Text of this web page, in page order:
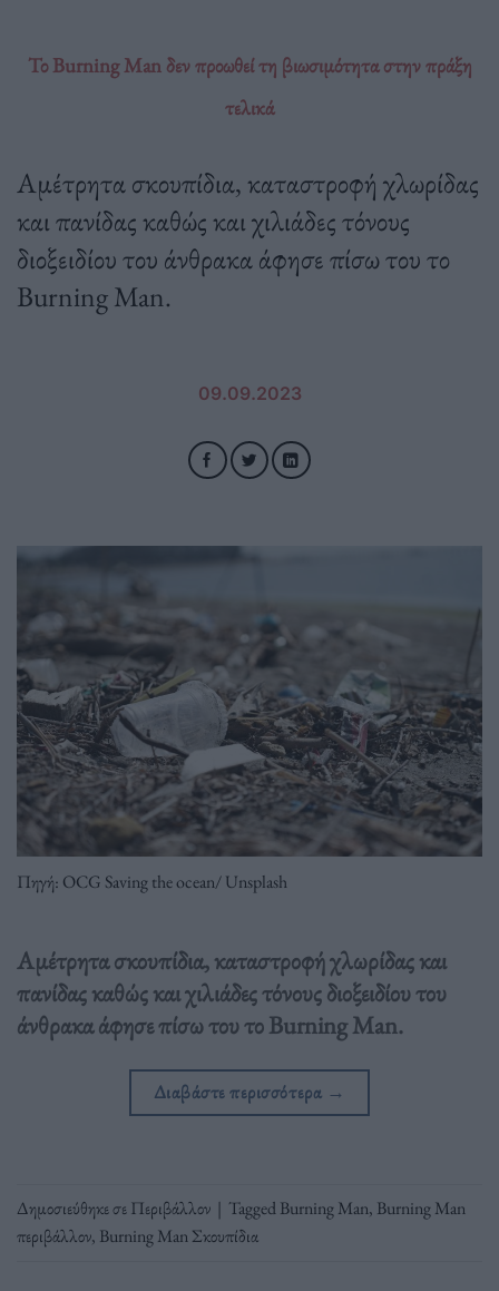
Το Burning Man δεν προωθεί τη βιωσιμότητα στην πράξη
τελικά
Αμέτρητα σκουπίδια, καταστροφή χλωρίδας
και πανίδας καθώς και χιλιάδες τόνους
διοξειδίου του άνθρακα άφησε πίσω του το
Burning Man.
09.09.2023
Πηγή: OCG Saving the ocean/ Unsplash
Αμέτρητα σκουπίδια, καταστροφή χλωρίδας και
πανίδας καθώς και χιλιάδες τόνους διοξειδίου του
άνθρακα άφησε πίσω του το Burning Man.
Διαβάστε περισσότερα →
Δημοσιεύθηκε σεΠεριβάλλον | TaggedBurning Man, Burning Man
περιβάλλον, Burning Man Σκουπίδια